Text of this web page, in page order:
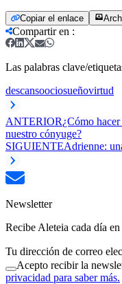
Copiar el enlace
Compartir en :
Las palabras clave/
descansoociosueñovirtud
ANTERIOR¿Cómo
nuestro cónyuge?
SIGUIENTEAdrienne:
Newsletter
Recibe Aleteia cada día
Tu dirección de correo
Acepto recibir la
privacidad para saber más.